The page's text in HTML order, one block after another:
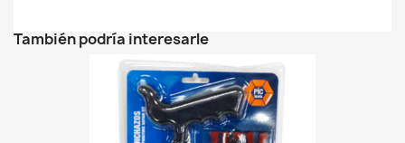
También podría interesarle